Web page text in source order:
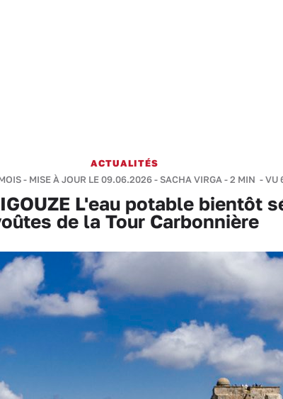
ACTUALITÉS
- MISE À JOUR LE 09.06.2026 - SACHA VIRGA -2 MIN - VU
L'eau potable bientôt
de la Tour Carbonnière